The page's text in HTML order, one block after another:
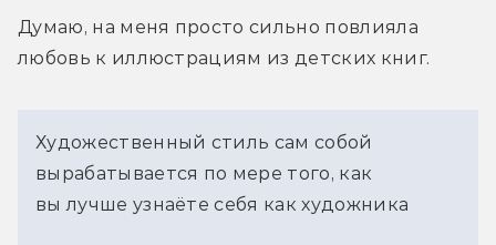
Думаю, на меня просто сильно повлияла
любовь к иллюстрациям из детских книг.
Художественный стиль сам собой
вырабатывается по мере того, как
вы лучше узнаёте себя как художника